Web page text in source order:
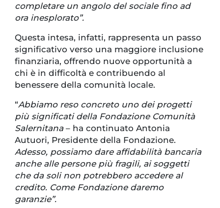
completare un angolo del sociale fino ad
ora inesplorato”.
Questa intesa, infatti, rappresenta un passo
significativo verso una maggiore inclusione
finanziaria, offrendo nuove opportunità a
chi è in difficoltà e contribuendo al
benessere della comunità locale.
“Abbiamo reso concreto uno dei progetti
più significati della Fondazione Comunità
Salernitana– ha continuato Antonia
Autuori, Presidente della Fondazione.
Adesso, possiamo dare affidabilità bancaria
anche alle persone più fragili, ai soggetti
che da soli non potrebbero accedere al
credito. Come Fondazione daremo
garanzie”.